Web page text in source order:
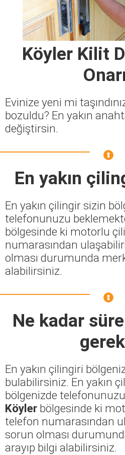
Köyler Kilit
Evinize yeni mi
bozuldu? En yakın
değiştirsin.
En yakın
En yakın çilingir sizin
telefonunuzu
bölgesinde ki motorlu
numarasından
olması durumunda
alabilirsiniz.
Ne kadar
En yakın çilingiri
bulabilirsiniz. En yakın
bölgenizde
Köyler bölgesinde ki
telefon numarasından
sorun olması
arayıp bilgi alabilirsiniz.